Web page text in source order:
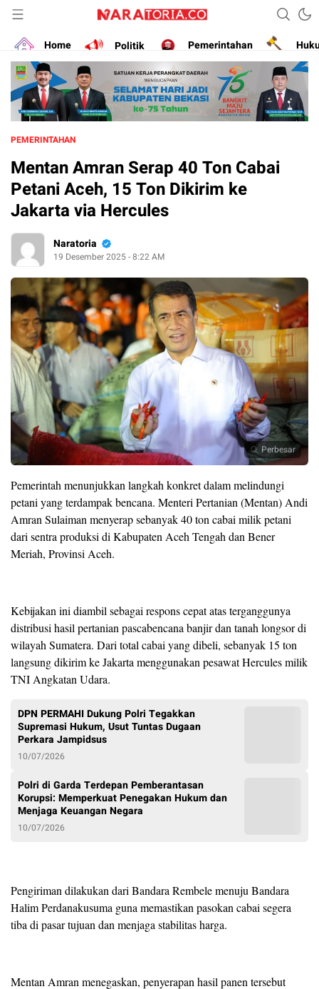
naratoria.co
Narasikan Fakta dan Data
Home
Politik Pemerintahan
PEMERINTAHAN
Mentan Amran Serap 40 Ton Cabai
Petani Aceh, 15 Ton Dikirim ke
Jakarta via Hercules
Naratoria
19 Desember 2025 - 8:22 AM
Perbesar
Pemerintah menunjukkan langkah konkret dalam melindungi
petani yang terdampak bencana. Menteri Pertanian (Mentan) Andi
Amran Sulaiman menyerap sebanyak 40 ton cabai milik petani
dari sentra produksi di Kabupaten Aceh Tengah dan Bener
Meriah, Provinsi Aceh.
Kebijakan ini diambil sebagai respons cepat atas terganggunya
distribusi hasil pertanian pascabencana banjir dan tanah longsor di
wilayah Sumatera. Dari total cabai yang dibeli, sebanyak 15 ton
langsung dikirim ke Jakarta menggunakan pesawat Hercules milik
TNI Angkatan Udara.
DPN PERMAHI Dukung Polri Tegakkan
Supremasi Hukum, Usut Tuntas Dugaan
Perkara Jampidsus
10/07/2026
Polri di Garda Terdepan Pemberantasan
Korupsi: Memperkuat Penegakan Hukum dan
Menjaga Keuangan Negara
10/07/2026
Pengiriman dilakukan dari Bandara Rembele menuju Bandara
Halim Perdanakusuma guna memastikan pasokan cabai segera
tiba di pasar tujuan dan menjaga stabilitas harga.
Mentan Amran menegaskan, penyerapan hasil panen tersebut